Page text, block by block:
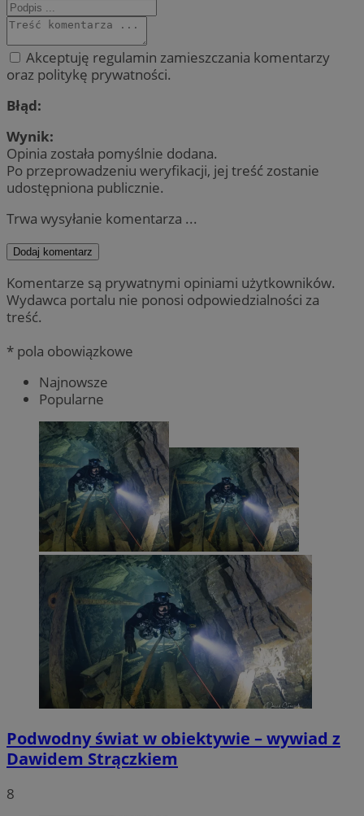
Akceptuję regulamin zamieszczania komentarzy
oraz politykę prywatności.
Błąd:
Wynik:
Opinia została pomyślnie dodana.
Po przeprowadzeniu weryfikacji, jej treść zostanie
udostępniona publicznie.
Trwa wysyłanie komentarza ...
Dodaj komentarz
Komentarze są prywatnymi opiniami użytkowników.
Wydawca portalu nie ponosi odpowiedzialności za
treść.
* pola obowiązkowe
Najnowsze
Popularne
Podwodny świat w obiektywie – wywiad z
Dawidem Strączkiem
8